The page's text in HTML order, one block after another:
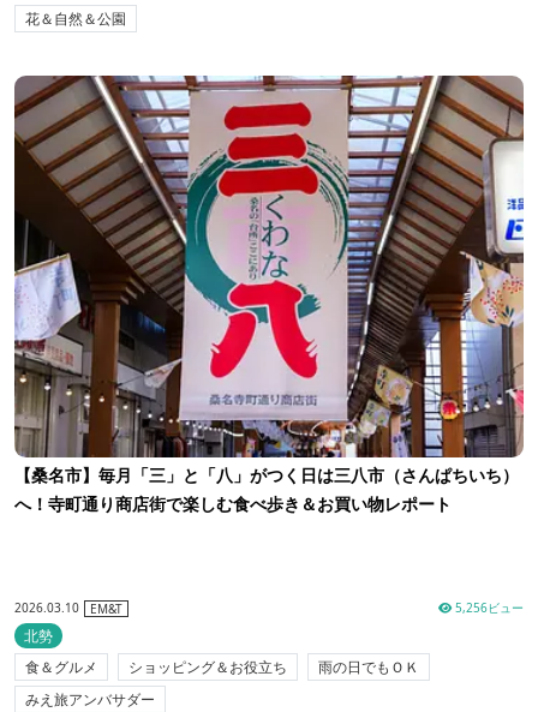
花＆自然＆公園
【桑名市】毎月「三」と「八」がつく日は三八市（さんぱちいち）
へ！寺町通り商店街で楽しむ食べ歩き＆お買い物レポート
2026.03.10 EM&T 5,256ビュー
北勢
食＆グルメ
ショッピング＆お役立ち
雨の日でもＯＫ
みえ旅アンバサダー